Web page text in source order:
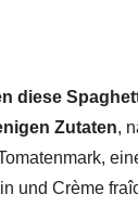
diese
Zutaten,
und Crème